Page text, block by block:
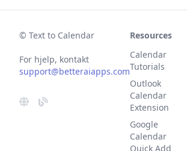
© Text to Calendar
For hjelp, kontakt
support@betteraiapps.com
Resources
Calendar
Tutorials
Outlook
Calendar
Extension
Google
Calendar
Quick Add